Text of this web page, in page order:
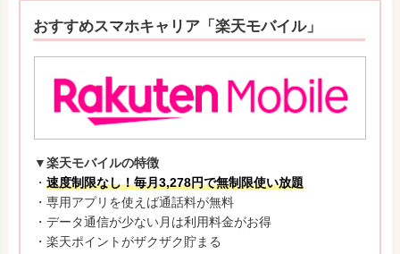
おすすめスマホキャリア「楽天モバイル」
▼楽天モバイルの特徴
・ 速度制限なし！毎月3,278円で無制限使い放題
・専用アプリを使えば通話料が無料
・データ通信が少ない月は利用料金がお得
・楽天ポイントがザクザク貯まる